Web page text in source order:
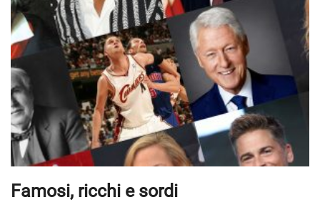
Famosi, ricchi e sordi